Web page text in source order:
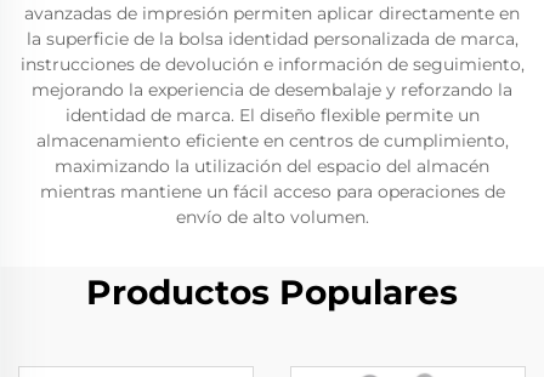
avanzadas de impresión permiten aplicar directamente en
la superficie de la bolsa identidad personalizada de marca,
instrucciones de devolución e información de seguimiento,
mejorando la experiencia de desembalaje y reforzando la
identidad de marca. El diseño flexible permite un
almacenamiento eficiente en centros de cumplimiento,
maximizando la utilización del espacio del almacén
mientras mantiene un fácil acceso para operaciones de
envío de alto volumen.
Productos Populares